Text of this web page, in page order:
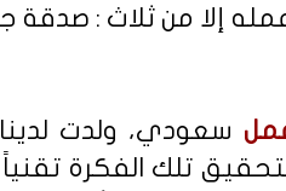
إلا من ثلاث : صدقة
سعودي، ولدت
تلك الفكرة